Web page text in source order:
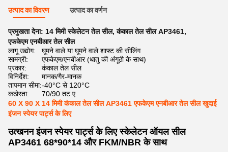
उत्पाद का विवरण उत्पाद का वर्णन
प्रमुखता देना: 14 मिमी स्केलेटन तेल सील,कंकाल तेल सील AP3461,
एफकेएम एनबीआर तेल सील
लागू उद्योग:
घूमने वाले या घूमने वाले शाफ्ट की सीलिंग
सामग्री:
एफकेएम/एनबीआर (धातु की अंगूठी के साथ)
प्रकार:
कंकाल तेल सील
विनिर्देश:
मानक/गैर-मानक
तापमान सीमा:-40°C से 120°C
कठोरता:
70/90 तट ए
60 X 90 X 14 मिमी कंकाल तेल सील AP3461 एफकेएम एनबीआर तेल सील खुदाई
इंजन स्पेयर पार्ट्स के लिए
उत्खनन इंजन स्पेयर पार्ट्स के लिए स्केलेटन ऑयल सील
AP3461 68*90*14 और FKM/NBR के साथ